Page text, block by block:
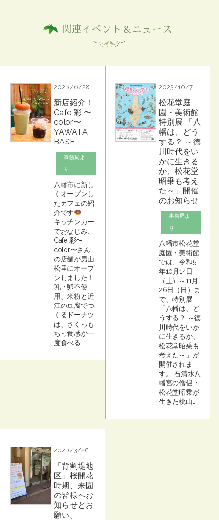
関連イベント＆ニュース
2026/6/28
新店紹介！
Cafe 彩 〜
color〜
YAWATA
BASE
事務局よ
り
八幡市に新し
くオープンし
たカフェの紹
介です
キッチンカー
でおなじみ、
Cafe 彩〜
color〜さん
の店舗が男山
松里にオープ
ンしました！
乳・卵不使
用、米粉と近
江の豆腐でつ
くるドーナツ
は、さくっも
ちっ食感が一
度食べる...
2023/10/7
松花堂庭
園・美術館
特別展 「八
幡は、どう
する？ ～徳
川時代をい
かに生きる
か、松花堂
昭乗も考え
た～」開催
のお知らせ
事務局よ
り
八幡市松花堂
庭園・美術館
では、令和5
年10月14日
（土）～11月
26日（日）ま
で、特別展
「八幡は、ど
うする？ ～徳
川時代をいか
に生きるか、
松花堂昭乗も
考えた～」が
開催されま
す。 石清水八
幡宮の僧侶・
松花堂昭乗が
生きた桃山...
2020/3/26
「背割堤地
区」桜開花
時期、来園
の皆様へお
知らせとお
願い。